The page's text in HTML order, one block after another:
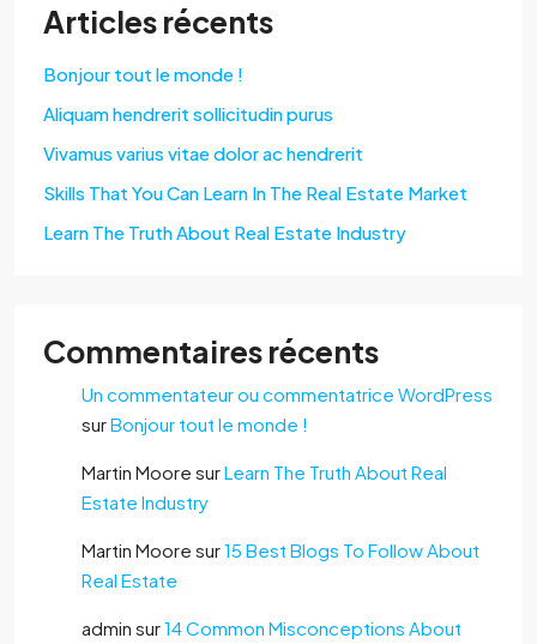
Articles récents
Bonjour tout le monde !
Aliquam hendrerit sollicitudin purus
Vivamus varius vitae dolor ac hendrerit
Skills That You Can Learn In The Real Estate Market
Learn The Truth About Real Estate Industry
Commentaires récents
Un commentateur ou commentatrice WordPress
surBonjour tout le monde !
Martin Moore surLearn The Truth About Real
Estate Industry
Martin Moore sur15 Best Blogs To Follow About
Real Estate
admin sur14 Common Misconceptions About